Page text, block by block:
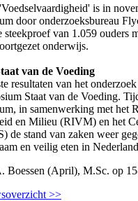
is in
door onderzoeksbureau
steekproef van 1.059 ouders
onderwijs.
van de Voeding
resultaten van het
Staat van de Voeding.
in samenwerking met het
en Milieu (RIVM) en het
de stand van zaken weer
en veilig eten in
Boessen (April), M.Sc. op
>>